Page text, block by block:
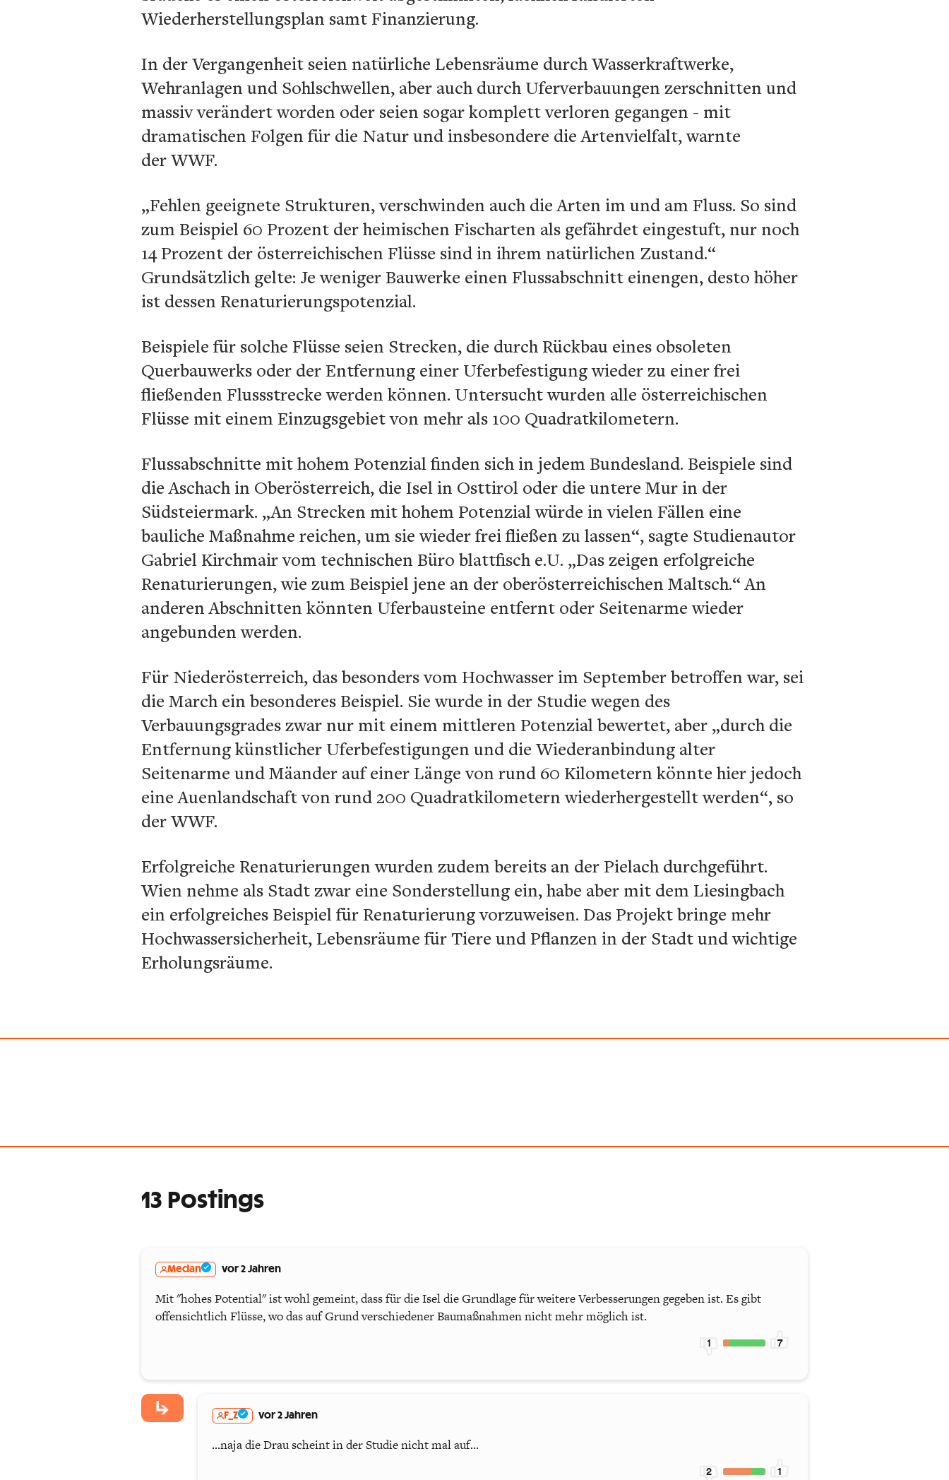
Wiederherstellungsplan samt Finanzierung.
In der Vergangenheit seien natürliche Lebensräume durch Wasserkraftwerke,
Wehranlagen und Sohlschwellen, aber auch durch Uferverbauungen zerschnitten und
massiv verändert worden oder seien sogar komplett verloren gegangen - mit
dramatischen Folgen für die Natur und insbesondere die Artenvielfalt, warnte
der WWF.
„Fehlen geeignete Strukturen, verschwinden auch die Arten im und am Fluss. So sind
zum Beispiel 60 Prozent der heimischen Fischarten als gefährdet eingestuft, nur noch
14 Prozent der österreichischen Flüsse sind in ihrem natürlichen Zustand.“
Grundsätzlich gelte: Je weniger Bauwerke einen Flussabschnitt einengen, desto höher
ist dessen Renaturierungspotenzial.
Beispiele für solche Flüsse seien Strecken, die durch Rückbau eines obsoleten
Querbauwerks oder der Entfernung einer Uferbefestigung wieder zu einer frei
fließenden Flussstrecke werden können. Untersucht wurden alle österreichischen
Flüsse mit einem Einzugsgebiet von mehr als 100 Quadratkilometern.
Flussabschnitte mit hohem Potenzial finden sich in jedem Bundesland. Beispiele sind
die Aschach in Oberösterreich, die Isel in Osttirol oder die untere Mur in der
Südsteiermark. „An Strecken mit hohem Potenzial würde in vielen Fällen eine
bauliche Maßnahme reichen, um sie wieder frei fließen zu lassen“, sagte Studienautor
Gabriel Kirchmair vom technischen Büro blattfisch e.U. „Das zeigen erfolgreiche
Renaturierungen, wie zum Beispiel jene an der oberösterreichischen Maltsch.“ An
anderen Abschnitten könnten Uferbausteine entfernt oder Seitenarme wieder
angebunden werden.
Für Niederösterreich, das besonders vom Hochwasser im September betroffen war, sei
die March ein besonderes Beispiel. Sie wurde in der Studie wegen des
Verbauungsgrades zwar nur mit einem mittleren Potenzial bewertet, aber „durch die
Entfernung künstlicher Uferbefestigungen und die Wiederanbindung alter
Seitenarme und Mäander auf einer Länge von rund 60 Kilometern könnte hier jedoch
eine Auenlandschaft von rund 200 Quadratkilometern wiederhergestellt werden“, so
der WWF.
Erfolgreiche Renaturierungen wurden zudem bereits an der Pielach durchgeführt.
Wien nehme als Stadt zwar eine Sonderstellung ein, habe aber mit dem Liesingbach
ein erfolgreiches Beispiel für Renaturierung vorzuweisen. Das Projekt bringe mehr
Hochwassersicherheit, Lebensräume für Tiere und Pflanzen in der Stadt und wichtige
Erholungsräume.
13 Postings
Medan vor 2 Jahren
Mit "hohes Potential" ist wohl gemeint, dass für die Isel die Grundlage für weitere Verbesserungen gegeben ist. Es gibt
offensichtlich Flüsse, wo das auf Grund verschiedener Baumaßnahmen nicht mehr möglich ist.
1 7
F_Z vor 2 Jahren
...naja die Drau scheint in der Studie nicht mal auf...
2 1